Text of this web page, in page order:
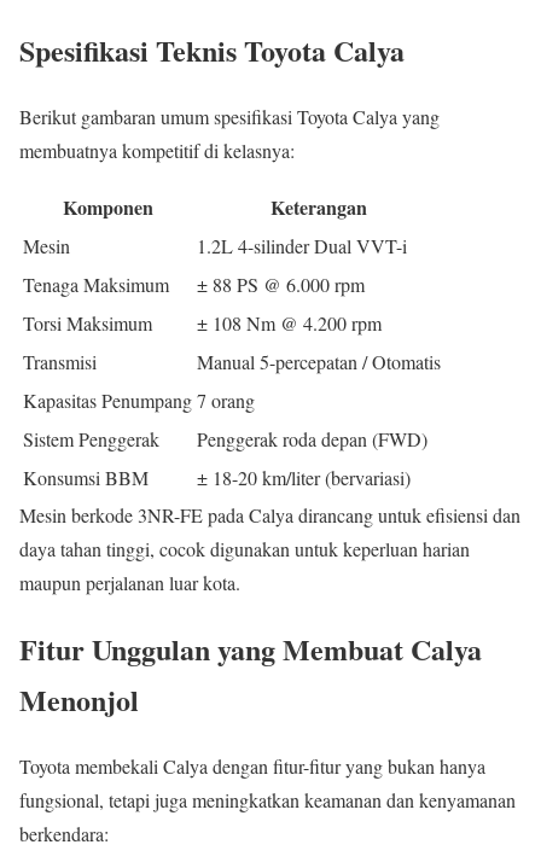
Spesifikasi Teknis Toyota Calya
Berikut gambaran umum spesifikasi Toyota Calya yang
membuatnya kompetitif di kelasnya:
Komponen Keterangan
Mesin
1.2L 4-silinder Dual VVT-i
Tenaga Maksimum
± 88 PS @ 6.000 rpm
Torsi Maksimum
± 108 Nm @ 4.200 rpm
Transmisi
Manual 5-percepatan / Otomatis
Kapasitas Penumpang7 orang
Sistem Penggerak
Penggerak roda depan (FWD)
Konsumsi BBM
± 18-20 km/liter (bervariasi)
Mesin berkode 3NR-FE pada Calya dirancang untuk efisiensi dan
daya tahan tinggi, cocok digunakan untuk keperluan harian
maupun perjalanan luar kota.
Fitur Unggulan yang Membuat Calya
Menonjol
Toyota membekali Calya dengan fitur-fitur yang bukan hanya
fungsional, tetapi juga meningkatkan keamanan dan kenyamanan
berkendara: